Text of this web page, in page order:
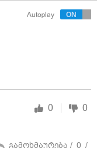
Autoplay
0 0
გამოხმაურება / 0 /